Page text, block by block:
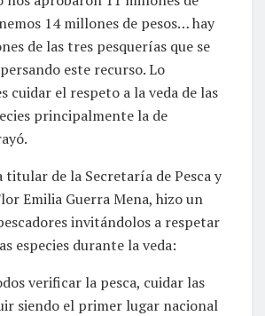
14 millones de pesos… hay
de las tres pesquerías que se
este recurso. Lo
cuidar el respeto a la veda de las
principalmente la de
titular de la Secretaría de Pesca y
Emilia Guerra Mena, hizo un
invitándolos a respetar
especies durante la veda:
verificar la pesca, cuidar las
siendo el primer lugar nacional